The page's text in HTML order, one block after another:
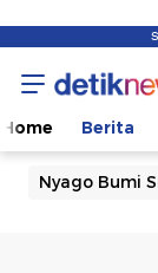
Home Berita
Nyago Bumi